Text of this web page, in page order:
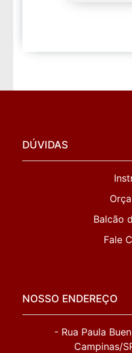
DÚVIDAS
Balcão
Fale
NOSSO ENDEREÇO
- Rua Paula
Campinas/